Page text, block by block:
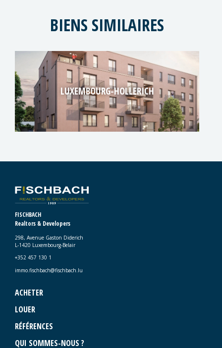
BIENS SIMILAIRES
LUXEMBOURG-HOLLERICH
FISCHBACH
Realtors & Developers
298, Avenue Gaston Diderich
L-1420 Luxembourg-Belair
+352 457 130 1
immo.fischbach@fischbach.lu
ACHETER
LOUER
RÉFÉRENCES
QUI SOMMES-NOUS ?